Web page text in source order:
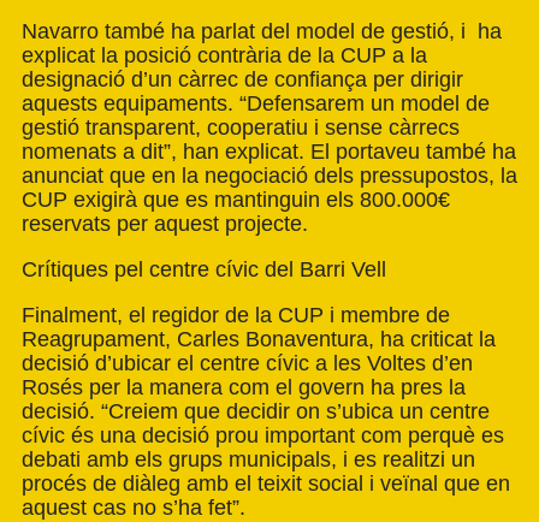
Navarro també ha parlat del model de gestió, i ha
explicat la posició contrària de la CUP a la
designació d’un càrrec de confiança per dirigir
aquests equipaments. “Defensarem un model de
gestió transparent, cooperatiu i sense càrrecs
nomenats a dit”, han explicat. El portaveu també ha
anunciat que en la negociació dels pressupostos, la
CUP exigirà que es mantinguin els 800.000€
reservats per aquest projecte.
Crítiques pel centre cívic del Barri Vell
Finalment, el regidor de la CUP i membre de
Reagrupament, Carles Bonaventura, ha criticat la
decisió d’ubicar el centre cívic a les Voltes d’en
Rosés per la manera com el govern ha pres la
decisió. “Creiem que decidir on s’ubica un centre
cívic és una decisió prou important com perquè es
debati amb els grups municipals, i es realitzi un
procés de diàleg amb el teixit social i veïnal que en
aquest cas no s’ha fet”.